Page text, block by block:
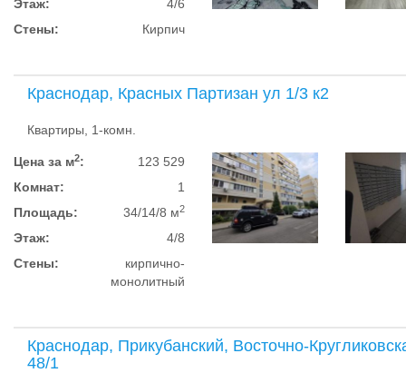
Этаж:
4/6
Стены:
Кирпич
Краснодар, Красных Партизан ул 1/3 к2
Квартиры, 1-комн.
Цена за м2:
123 529
Комнат:
1
Площадь:
34/14/8 м2
Этаж:
4/8
Стены:
кирпично-
монолитный
Краснодар, Прикубанский, Восточно-
48/1